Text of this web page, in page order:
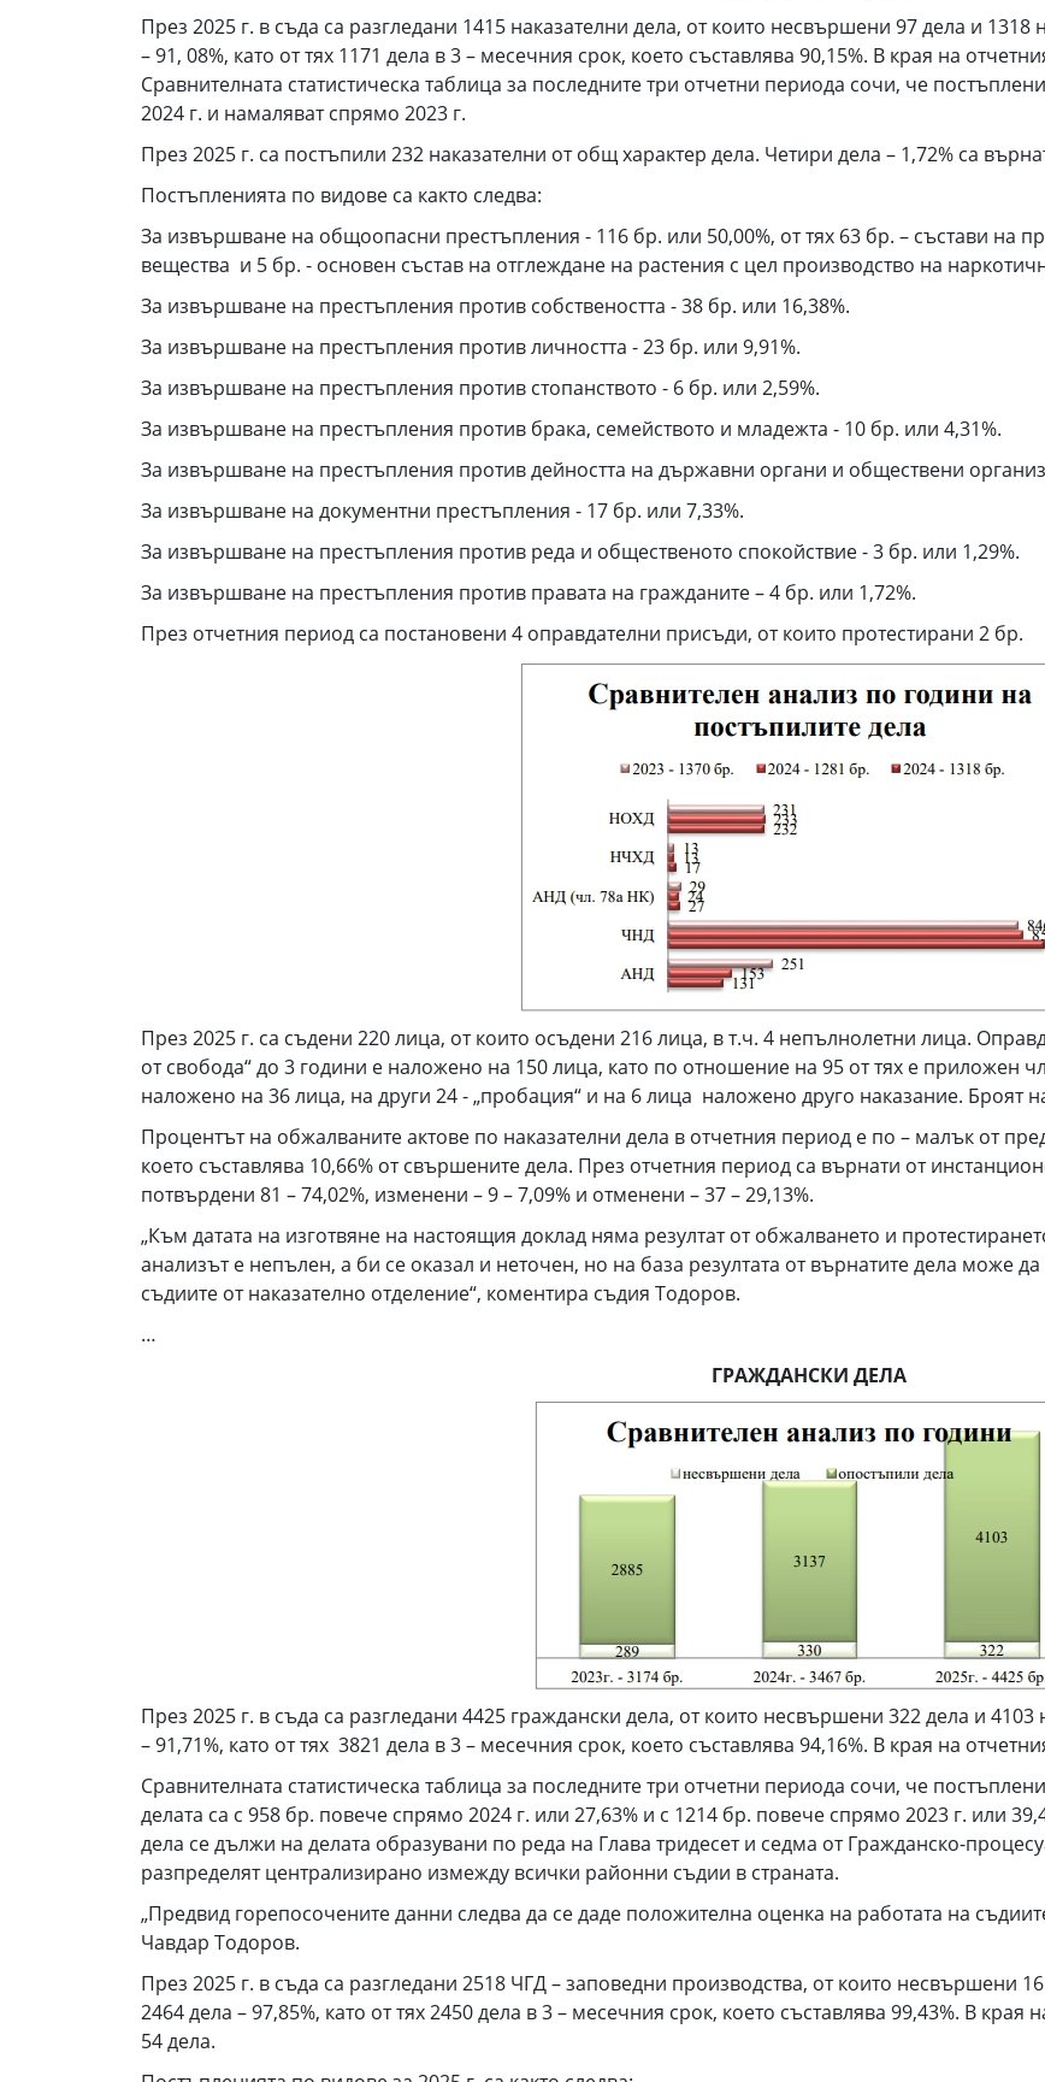
През 2025 г. в съда са разгледани 1415 наказателни дела, от които несвършени 97 дела и
– 91, 08%, като от тях 1171 дела в 3 – месечния срок, което съставлява 90,15%. В края на
Сравнителната статистическа таблица за последните три отчетни периода сочи, че
2024 г. и намаляват спрямо 2023 г.
През 2025 г. са постъпили 232 наказателни от общ характер дела. Четири дела – 1,72% са
Постъпленията по видове са както следва:
За извършване на общоопасни престъпления - 116 бр. или 50,00%, от тях 63 бр. – състави на
вещества и 5 бр. - основен състав на отглеждане на растения с цел производство на
За извършване на престъпления против собствеността - 38 бр. или 16,38%.
За извършване на престъпления против личността - 23 бр. или 9,91%.
За извършване на престъпления против стопанството - 6 бр. или 2,59%.
За извършване на престъпления против брака, семейството и младежта - 10 бр. или 4,31%.
За извършване на престъпления против дейността на държавни органи и обществени
За извършване на документни престъпления - 17 бр. или 7,33%.
За извършване на престъпления против реда и общественото спокойствие - 3 бр. или 1,29%.
За извършване на престъпления против правата на гражданите – 4 бр. или 1,72%.
През отчетния период са постановени 4 оправдателни присъди, от които протестирани 2 бр.
През 2025 г. са съдени 220 лица, от които осъдени 216 лица, в т.ч. 4 непълнолетни лица.
от свобода“ до 3 години е наложено на 150 лица, като по отношение на 95 от тях е приложен
наложено на 36 лица, на други 24 - „пробация“ и на 6 лица наложено друго наказание. Броят
Процентът на обжалваните актове по наказателни дела в отчетния период е по – малък от
което съставлява 10,66% от свършените дела. През отчетния период са върнати от
потвърдени 81 – 74,02%, изменени – 9 – 7,09% и отменени – 37 – 29,13%.
„Към датата на изготвяне на настоящия доклад няма резултат от обжалването и
анализът е непълен, а би се оказал и неточен, но на база резултата от върнатите дела може
съдиите от наказателно отделение“, коментира съдия Тодоров.
…
ГРАЖДАНСКИ ДЕЛА
През 2025 г. в съда са разгледани 4425 граждански дела, от които несвършени 322 дела и
– 91,71%, като от тях 3821 дела в 3 – месечния срок, което съставлява 94,16%. В края на
Сравнителната статистическа таблица за последните три отчетни периода сочи, че
делата са с 958 бр. повече спрямо 2024 г. или 27,63% и с 1214 бр. повече спрямо 2023 г. или
дела се дължи на делата образувани по реда на Глава тридесет и седма от Гражданско-
разпределят централизирано измежду всички районни съдии в страната.
„Предвид горепосочените данни следва да се даде положителна оценка на работата на
Чавдар Тодоров.
През 2025 г. в съда са разгледани 2518 ЧГД – заповедни производства, от които несвършени
2464 дела – 97,85%, като от тях 2450 дела в 3 – месечния срок, което съставлява 99,43%. В
54 дела.